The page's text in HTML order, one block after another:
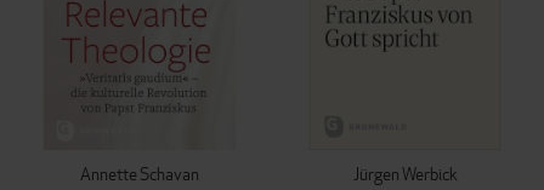
Annette Schavan Jürgen Werbick